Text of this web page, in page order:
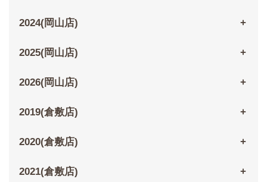
2024(岡山店)
2025(岡山店)
2026(岡山店)
2019(倉敷店)
2020(倉敷店)
2021(倉敷店)